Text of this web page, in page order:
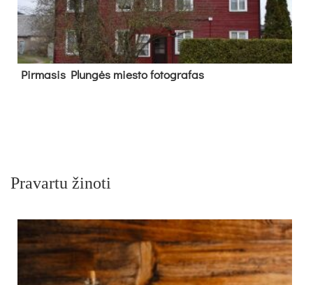
Pir­ma­sis Plun­gės mies­to fo­tog­ra­fas
Pravartu žinoti